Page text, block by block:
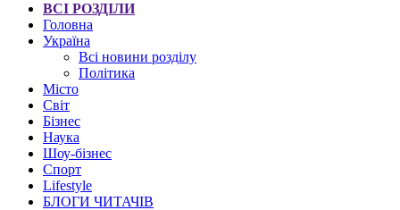
ВСІ РОЗДІЛИ
Головна
Україна
Всі новини розділу
Політика
Місто
Світ
Бізнес
Наука
Шоу-бізнес
Спорт
Lifestyle
БЛОГИ ЧИТАЧІВ